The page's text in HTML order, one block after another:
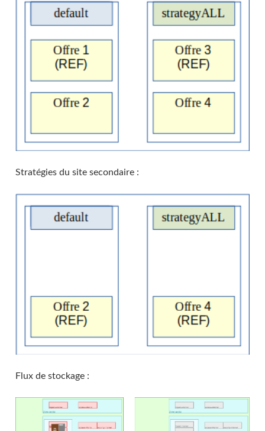
Stratégies du site secondaire :
Flux de stockage :